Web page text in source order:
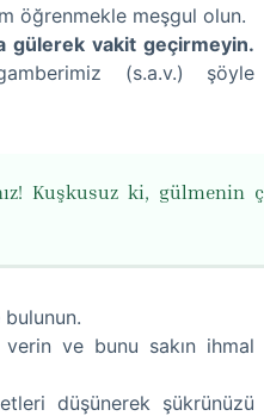
öğrenmekle meşgul olun.
gülerek vakit geçirmeyin.
(s.a.v.) şöyle
Kuşkusuz ki, gülmenin
ve bunu sakın ihmal
düşünerek şükrünüzü